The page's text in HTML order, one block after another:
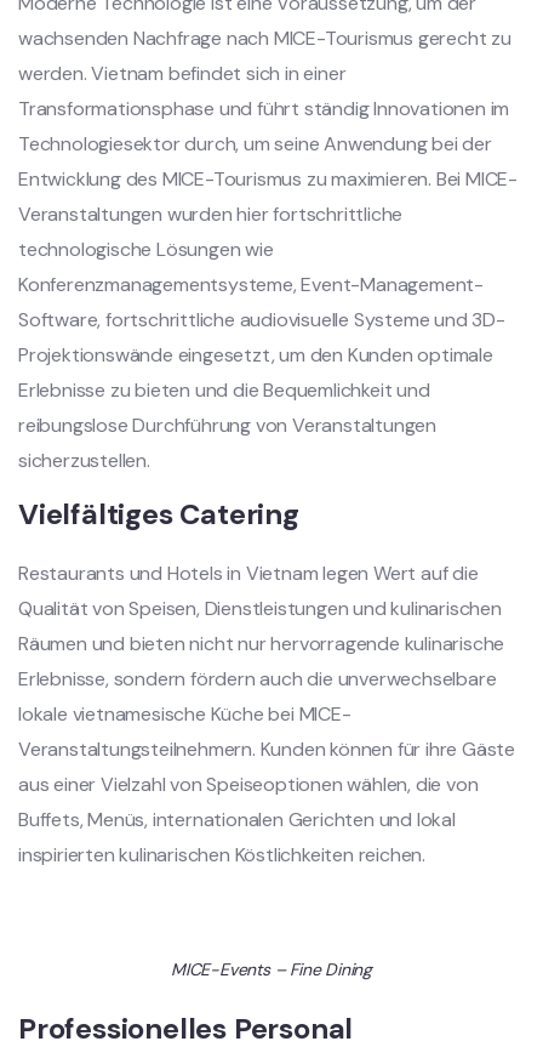
wachsenden Nachfrage nach MICE-Tourismus gerecht zu
werden. Vietnam befindet sich in einer
Transformationsphase und führt ständig Innovationen im
Technologiesektor durch, um seine Anwendung bei der
Entwicklung des MICE-Tourismus zu maximieren. Bei MICE-
Veranstaltungen wurden hier fortschrittliche
technologische Lösungen wie
Konferenzmanagementsysteme, Event-Management-
Software, fortschrittliche audiovisuelle Systeme und 3D-
Projektionswände eingesetzt, um den Kunden optimale
Erlebnisse zu bieten und die Bequemlichkeit und
reibungslose Durchführung von Veranstaltungen
sicherzustellen.
Vielfältiges Catering
Restaurants und Hotels in Vietnam legen Wert auf die
Qualität von Speisen, Dienstleistungen und kulinarischen
Räumen und bieten nicht nur hervorragende kulinarische
Erlebnisse, sondern fördern auch die unverwechselbare
lokale vietnamesische Küche bei MICE-
Veranstaltungsteilnehmern. Kunden können für ihre Gäste
aus einer Vielzahl von Speiseoptionen wählen, die von
Buffets, Menüs, internationalen Gerichten und lokal
inspirierten kulinarischen Köstlichkeiten reichen.
MICE-Events – Fine Dining
Professionelles Personal